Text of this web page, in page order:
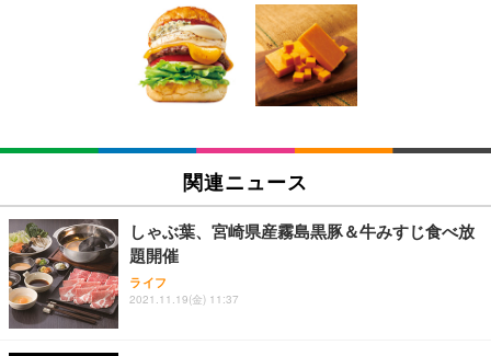
[EdoErgo] オフィスチェア 椅子 テレワーク 疲れな
い 跳ね上げ式アームレスト コンパクト 約105度ロッ
キング pc 事務椅子 360度回転 座面昇降 強化ナイロ
ン樹脂ベース 通気性メッシュ 在宅ワーク H-WY01
(黒網+黒枠+黒足)
￥5,699
SIHOO B100 オフィスチェア／デスクチェア メッシ
ュチェア 人間工学 疲れない ブラック
￥27,999
Sezlife オフィスチェア デスクチェア 疲れない テレ
ワーク チェア 強化バックレスト 30度ロッキング機
能 人間工学 椅子 腰サポート 90度跳ね上げ式アーム
EIZO ビジネス向けプレミアムモニター | FlexScan
EV3240X-WT | 31.5型4K UHD・USB Type-C・ホワ
イト
￥105,595
EIZO ビジネス向けプレミアムモニター | FlexScan
￥109,572
【純正品】27"ゲーミングモニター DualSense 充電
フック付き（CFI-ZDM1J）
Amazonベーシック ペットシーツ 薄型 レギュラー 1
回使い捨て 無香料 ホワイト 300枚
￥3,373
Amazonベーシック ペットシーツ 厚型 ワイド 42枚
x2袋(84枚) ホワイト(吸収面:ライトブルー)
￥3,234
ネオ・ルーライフ ネオ・オムツ L 中型犬用 26枚入
り 単品
関連ニュース
しゃぶ葉、宮崎県産霧島黒豚＆牛みすじ食べ放
題開催
ライフ
2021.11.19(金) 11:37